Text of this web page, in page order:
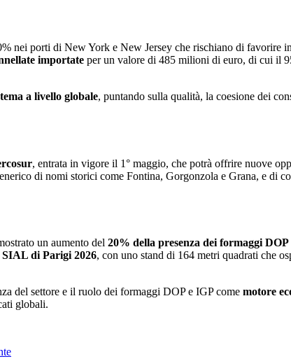
nei porti di New York e New Jersey che rischiano di favorire
importate per un valore di 485 milioni di euro, di cui il
a livello globale, puntando sulla qualità, la coesione dei
, entrata in vigore il 1° maggio, che potrà offrire nuove
di nomi storici come Fontina, Gorgonzola e Grana, e di
un aumento del 20% della presenza dei formaggi
SIAL di Parigi 2026, con uno stand di 164 metri quadrati che
del settore e il ruolo dei formaggi DOP e IGP come motore
globali.